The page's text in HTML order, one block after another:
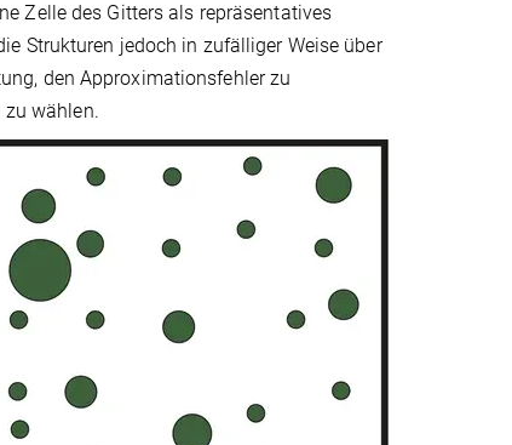
Zelle des Gitters als repräsentatives
Strukturen jedoch in zufälliger Weise über
den Approximationsfehler zu
zu wählen.